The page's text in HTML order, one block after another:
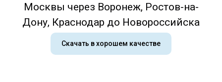
Москвы через Воронеж, Ростов-на-
Дону, Краснодар до Новороссийска
Скачать в хорошем качестве